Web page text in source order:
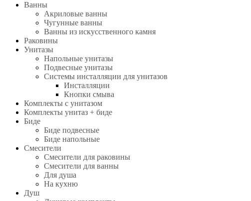
Ванны
Акриловые ванны
Чугунные ванны
Ванны из искусственного камня
Раковины
Унитазы
Напольные унитазы
Подвесные унитазы
Системы инсталляции для унитазов
Инсталляции
Кнопки смыва
Комплекты с унитазом
Комплекты унитаз + биде
Биде
Биде подвесные
Биде напольные
Смесители
Смесители для раковины
Смесители для ванны
Для душа
На кухню
Душ